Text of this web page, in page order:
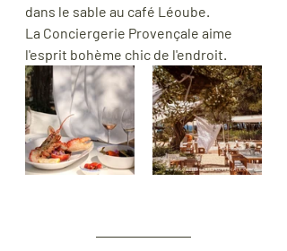
dans le sable au café Léoube.
La Conciergerie Provençale aime
l'esprit bohème chic de l'endroit.